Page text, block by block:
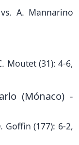
A. Mannarino
Moutet (31): 4-6,
(Mónaco) -
Goffin (177): 6-2,